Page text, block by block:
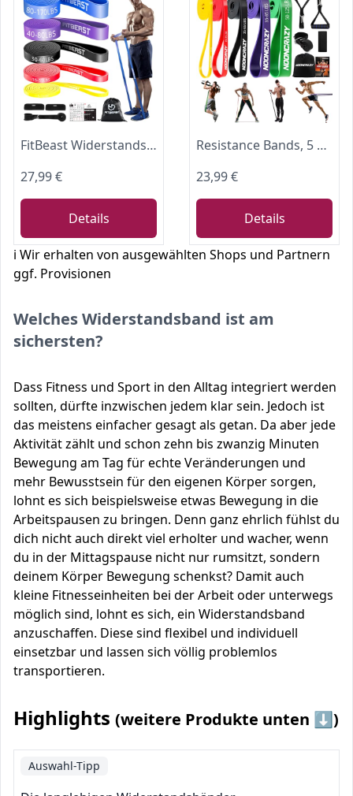
FitBeast Widerstandsbänder Set, 5 Level Pull-up-Bänder für Krafttraining, Crossfit, Powerlifting, Muskelaufbau, Heimtraining, Mobilität, Stretching
27,99 €
Details
Resistance Bands, 5 Widerstandsbänder mit Türanker und Handgriffen
23,99 €
Details
ℹ️ Wir erhalten von ausgewählten Shops und Partnern
ggf. Provisionen
Welches Widerstandsband ist am
sichersten?
Dass Fitness und Sport in den Alltag integriert werden
sollten, dürfte inzwischen jedem klar sein. Jedoch ist
das meistens einfacher gesagt als getan. Da aber jede
Aktivität zählt und schon zehn bis zwanzig Minuten
Bewegung am Tag für echte Veränderungen und
mehr Bewusstsein für den eigenen Körper sorgen,
lohnt es sich beispielsweise etwas Bewegung in die
Arbeitspausen zu bringen. Denn ganz ehrlich fühlst du
dich nicht auch direkt viel erholter und wacher, wenn
du in der Mittagspause nicht nur rumsitzt, sondern
deinem Körper Bewegung schenkst? Damit auch
kleine Fitnesseinheiten bei der Arbeit oder unterwegs
möglich sind, lohnt es sich, ein Widerstandsband
anzuschaffen. Diese sind flexibel und individuell
einsetzbar und lassen sich völlig problemlos
transportieren.
Highlights (weitere Produkte unten ⬇️)
Auswahl-Tipp